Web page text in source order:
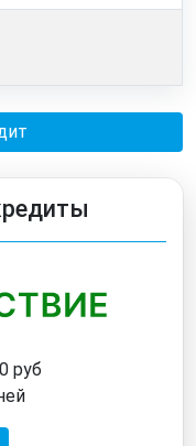
руб